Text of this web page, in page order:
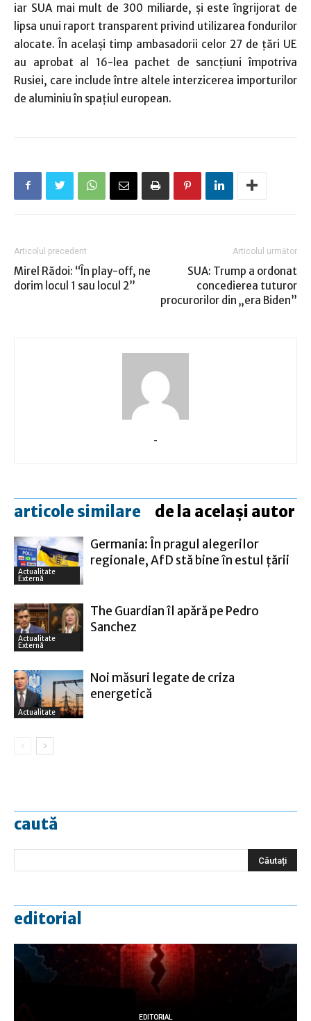
iar SUA mai mult de 300 miliarde, şi este îngrijorat de
lipsa unui raport transparent privind utilizarea fondurilor
alocate. În acelaşi timp ambasadorii celor 27 de ţări UE
au aprobat al 16-lea pachet de sancţiuni împotriva
Rusiei, care include între altele interzicerea importurilor
de aluminiu în spaţiul european.
Articolul precedent
Mirel Rădoi: “În play-off, ne
dorim locul 1 sau locul 2”
Articolul următor
SUA: Trump a ordonat
concedierea tuturor
procurorilor din „era Biden”
-
articole similare de la același autor
Actualitate
Externă
Germania: În pragul alegerilor
regionale, AfD stă bine în estul ţării
Actualitate
Externă
The Guardian îl apără pe Pedro
Sanchez
Actualitate
Noi măsuri legate de criza
energetică
caută
editorial
EDITORIAL
EDITORIAL
EDITORIAL